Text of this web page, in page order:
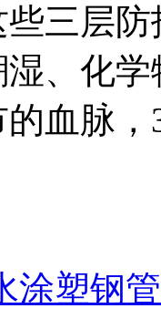
三层
、化
血脉
涂塑钢